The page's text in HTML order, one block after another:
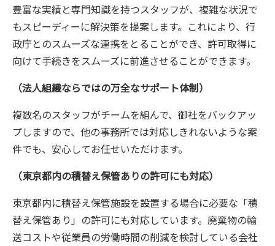
豊富な実績と専門知識を持つスタッフが、複雑な状況で
もスピーディーに解決策を提案します。これにより、行
政庁とのスムーズな連携をとることができ、許可取得に
向けて手続きをスムーズに前進させることができます。
（法人組織ならではの万全なサポート体制）
複数名のスタッフがチームを組んで、御社をバックアッ
プしますので、他の事務所では対応しきれないような案
件でも、安心してお任せいただけます。
（東京都内の積替え保管ありの許可にも対応）
東京都内に積替え保管施設を設置する場合に必要な「積
替え保管あり」の許可にも対応しています。廃棄物の輸
送コストや従業員の労働時間の削減を検討している会社